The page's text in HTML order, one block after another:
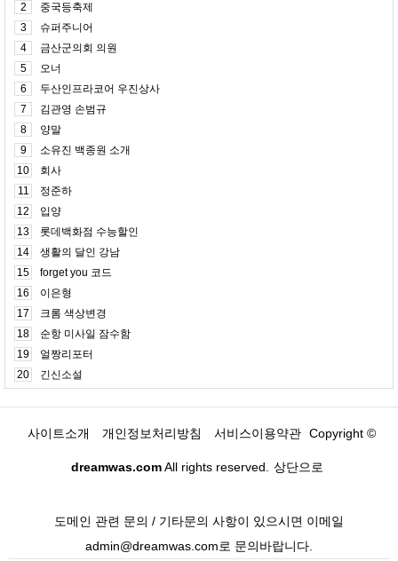
2
중국등축제
3
슈퍼주니어
4
금산군의회 의원
5
오너
6
두산인프라코어 우진상사
7
김관영 손범규
8
양말
9
소유진 백종원 소개
10
회사
11
정준하
12
입양
13
롯데백화점 수능할인
14
생활의 달인 강남
15
forget you 코드
16
이은형
17
크롬 색상변경
18
순항 미사일 잠수함
19
얼짱리포터
20
긴신소설
사이트소개 개인정보처리방침 서비스이용약관 Copyright ©
dreamwas.comAll rights reserved. 상단으로
도메인 관련 문의 / 기타문의 사항이 있으시면 이메일
admin@dreamwas.com로 문의바랍니다.